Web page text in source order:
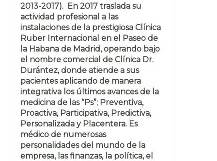
2013-2017). En 2017 traslada su
actividad profesional a las
instalaciones de la prestigiosa Clínica
Ruber Internacional en el Paseo de
la Habana de Madrid, operando bajo
el nombre comercial de Clínica Dr.
Durántez, donde atiende a sus
pacientes aplicando de manera
integrativa los últimos avances de la
medicina de las “Ps”; Preventiva,
Proactiva, Participativa, Predictiva,
Personalizada y Placentera. Es
médico de numerosas
personalidades del mundo de la
empresa, las finanzas, la política, el